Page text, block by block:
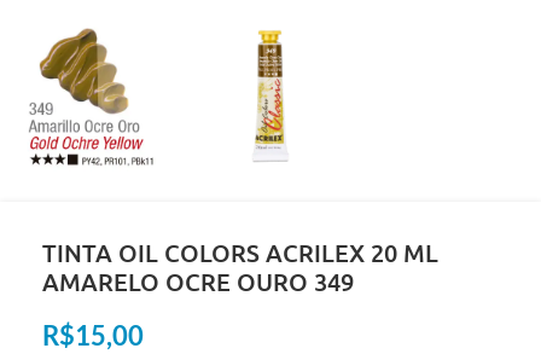
TINTA OIL COLORS ACRILEX 20 ML
AMARELO OCRE OURO 349
R$15,00